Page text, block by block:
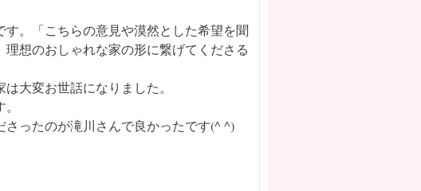
。「こちらの意見や漠然とした希望を聞
想のおしゃれな家の形に繋げてくださる
大変お世話になりました。
ったのが滝川さんで良かったです(^ ^)